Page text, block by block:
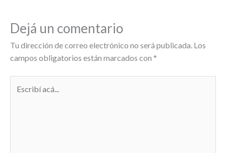
Dejá un comentario
Tu dirección de correo electrónico no será publicada. Los
campos obligatorios están marcados con *
acá...